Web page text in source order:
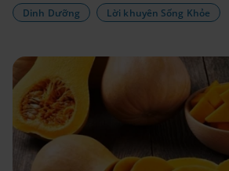
Dinh Dưỡng Lời khuyên Sống Khỏe